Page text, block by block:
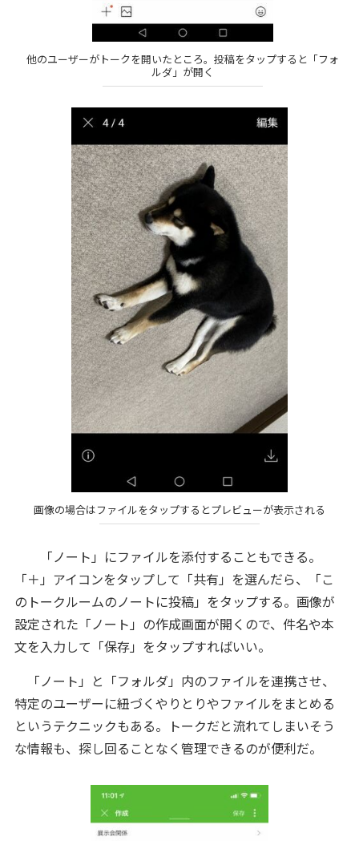
他のユーザーがトークを開いたところ。投稿をタップすると「フォ
ルダ」が開く
画像の場合はファイルをタップするとプレビューが表示される
「ノート」にファイルを添付することもできる。
「＋」アイコンをタップして「共有」を選んだら、「こ
のトークルームのノートに投稿」をタップする。画像が
設定された「ノート」の作成画面が開くので、件名や本
文を入力して「保存」をタップすればいい。
「ノート」と「フォルダ」内のファイルを連携させ、
特定のユーザーに紐づくやりとりやファイルをまとめる
というテクニックもある。トークだと流れてしまいそう
な情報も、探し回ることなく管理できるのが便利だ。